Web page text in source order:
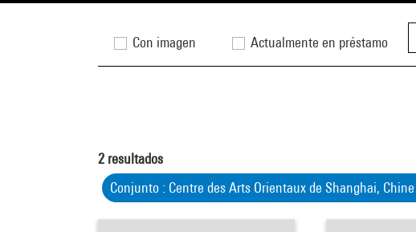
Con imagen Actualmente en préstamo
2 resultados
Conjunto : Centre des Arts Orientaux de Shanghai, Chine